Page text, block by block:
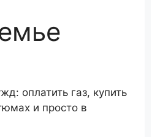
оплатить газ, купить
и просто в